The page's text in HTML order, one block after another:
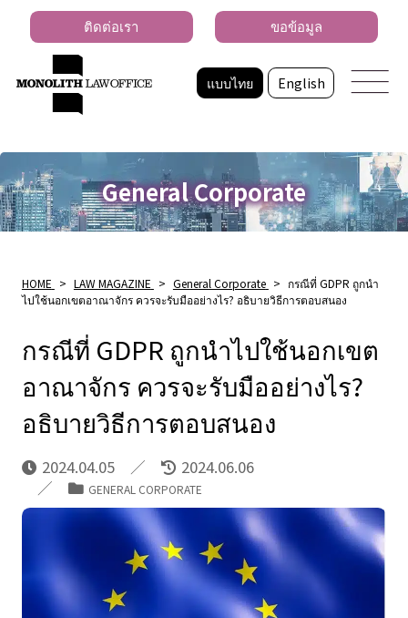
แบบไทย English
ติดต่อเรา ขอข้อมูล
General Corporate
HOME > LAW MAGAZINE > General Corporate > กรณีที่ GDPR ถูกนํา
ไปใช้นอกเขตอาณาจักร ควรจะรับมืออย่างไร? อธิบายวิธีการตอบสนอง
กรณีที่ GDPR ถูกนําไปใช้นอกเขต
อาณาจักร ควรจะรับมืออย่างไร?
อธิบายวิธีการตอบสนอง
2024.04.05 2024.06.06
GENERAL CORPORATE